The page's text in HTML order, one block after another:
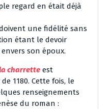
regard en était déjà
une fidélité sans
étant le devoir
son époux.
charrette est
1180. Cette fois, le
renseignements
du roman :